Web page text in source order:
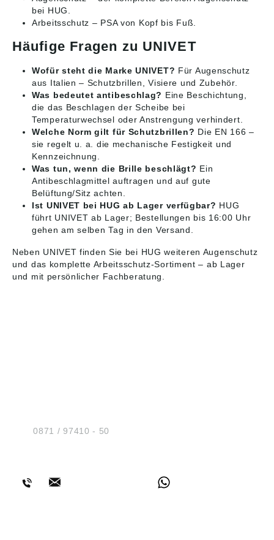
bei HUG.
Arbeitsschutz – PSA von Kopf bis Fuß.
Häufige Fragen zu UNIVET
Wofür steht die Marke UNIVET? Für Augenschutz
aus Italien – Schutzbrillen, Visiere und Zubehör.
Was bedeutet antibeschlag? Eine Beschichtung,
die das Beschlagen der Scheibe bei
Temperaturwechsel oder Anstrengung verhindert.
Welche Norm gilt für Schutzbrillen? Die EN 166 –
sie regelt u. a. die mechanische Festigkeit und
Kennzeichnung.
Was tun, wenn die Brille beschlägt? Ein
Antibeschlagmittel auftragen und auf gute
Belüftung/Sitz achten.
Ist UNIVET bei HUG ab Lager verfügbar? HUG
führt UNIVET ab Lager; Bestellungen bis 16:00 Uhr
gehen am selben Tag in den Versand.
Neben UNIVET finden Sie bei HUG weiteren Augenschutz
und das komplette Arbeitsschutz-Sortiment – ab Lager
und mit persönlicher Fachberatung.
Tel.:0871 / 97410 - 50